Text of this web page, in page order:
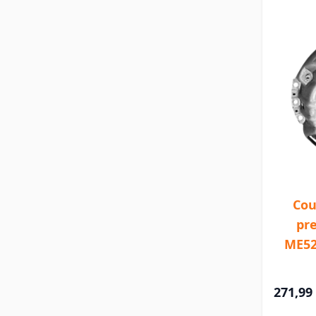
271,99